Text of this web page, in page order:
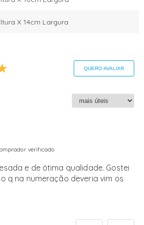
X 14cm Largura
QUERO AVALIAR
verificado
e de ótima qualidade. Gostei
q na numeração deveria vim os